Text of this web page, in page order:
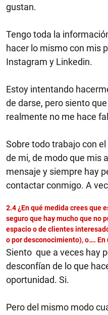
gustan.
Tengo toda la
hacer lo mismo con mis
Instagram y Linkedin.
Estoy intentando
de darse, pero siento
realmente no me hace
Sobre todo trabajo con
de mi, de modo que mis
mensaje y siempre hay
contactar conmigo. A
2.4 ¿En qué medida crees que
seguro que hay mucho que no
espacio o de clientes
o por desconocimiento), o…. En
Siento que a veces hay
desconfían de lo que
oportunidad. Si.
Pero del mismo modo